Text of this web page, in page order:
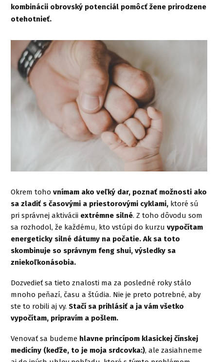
kombinácii obrovský potenciál pomôcť žene prirodzene
otehotnieť.
Okrem tohovnímam ako veľký dar, poznať možnosti ako
sa zladiť s časovými a priestorovými cyklami, ktoré sú
pri správnej aktivácii extrémne silné. Z toho dôvodu som
sa rozhodol, že každému, kto vstúpi do kurzuvypočítam
energeticky silné dátumy na počatie. Ak sa toto
skombinuje so správnym feng shui, výsledky sa
zniekoľkonásobia.
Dozvedieť sa tieto znalosti ma za posledné roky stálo
mnoho peňazí, času a štúdia. Nie je preto potrebné, aby
ste to robili aj vy. Stačí sa prihlásiť a ja vám všetko
vypočítam, pripravím a pošlem.
Venovať sa budeme hlavne princípom klasickej čínskej
medicíny (keďže, to je moja srdcovka:), ale zasiahneme